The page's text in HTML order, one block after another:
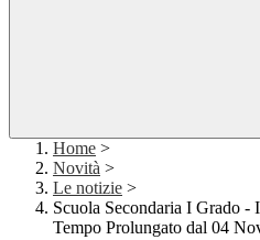
Home >
Novità >
Le notizie >
Scuola Secondaria I Grado
Tempo Prolungato dal 04